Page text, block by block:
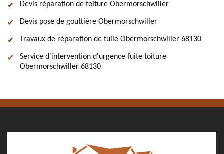
Devis réparation de toiture Obermorschwiller
Devis pose de gouttière Obermorschwiller
Travaux de réparation de tuile Obermorschwiller 68130
Service d'intervention d'urgence fuite toiture
Obermorschwiller 68130